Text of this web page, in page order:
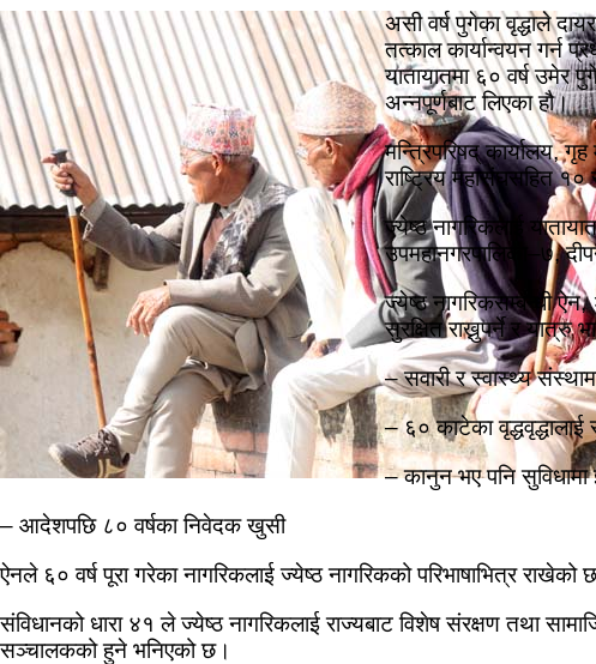
असी वर्ष पुगेका वृद्धाले
तत्काल कार्यान्वयन गर्न
यातायातमा ६० वर्ष उमेर
अन्नपूर्णबाट लिएका हौ।
मन्त्रिपरिषद् कार्यालय,
राष्ट्रिय महासंघसहित १०
ज्येष्ठ नागरिकलाई
उपमहानगरपालिका–७,
ज्येष्ठ नागरिकसम्बन्धी
सुरक्षित राख्नुपर्ने र यात्रु
– सवारी र स्वास्थ्य
– ६० काटेका वृद्धवृद्धालाई
– कानुन भए पनि
– आदेशपछि ८० वर्षका निवेदक खुसी
ऐनले ६० वर्ष पूरा गरेका नागरिकलाई ज्येष्ठ नागरिकको परिभाषाभित्र राखेको
संविधानको धारा ४१ ले ज्येष्ठ नागरिकलाई राज्यबाट विशेष संरक्षण तथा
सञ्चालकको हुने भनिएको छ।